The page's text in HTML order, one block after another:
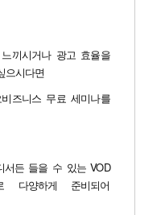
끼시거나 광고 효율을
으시다면
즈니스 무료 세미나를
서든 들을 수 있는 VOD
다양하게 준비되어